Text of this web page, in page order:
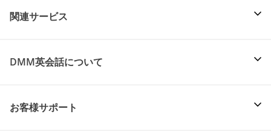
関連サービス
DMM英会話について
お客様サポート